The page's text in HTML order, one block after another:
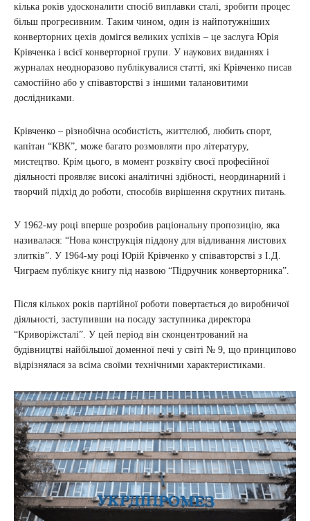
кілька років удосконалити спосіб виплавки сталі, зробити процес
більш прогресивним. Таким чином, один із найпотужніших
конверторних цехів домігся великих успіхів – це заслуга Юрія
Крівченка і всієї конверторної групи. У наукових виданнях і
журналах неодноразово публікувалися статті, які Крівченко писав
самостійно або у співавторстві з іншими талановитими
дослідниками.
Крівченко – різнобічна особистість, життєлюб, любить спорт,
капітан “КВК”, може багато розмовляти про літературу,
мистецтво. Крім цього, в момент розквіту своєї професійної
діяльності проявляє високі аналітичні здібності, неординарний і
творчий підхід до роботи, способів вирішення скрутних питань.
У 1962-му році вперше розробив раціональну пропозицію, яка
називалася: “Нова конструкція піддону для відливання листових
злитків”. У 1964-му році Юрій Крівченко у співавторстві з І.Д.
Чиграєм публікує книгу під назвою “Підручник конверторника”.
Після кількох років партійної роботи повертається до виробничої
діяльності, заступивши на посаду заступника директора
“Криворіжсталі”. У цей період він сконцентрований на
будівництві найбільшої доменної печі у світі № 9, що принципово
відрізнялася за всіма своїми технічними характеристиками.